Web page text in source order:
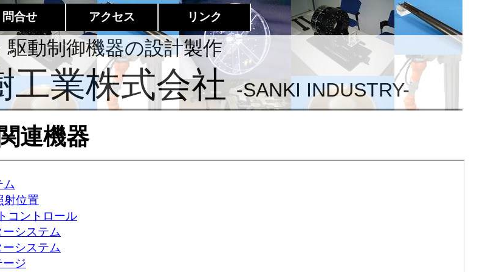
駆動制御機器の設計製作
工業株式会社-SANKI INDUSTRY-
連機器
問合せ アクセス リンク